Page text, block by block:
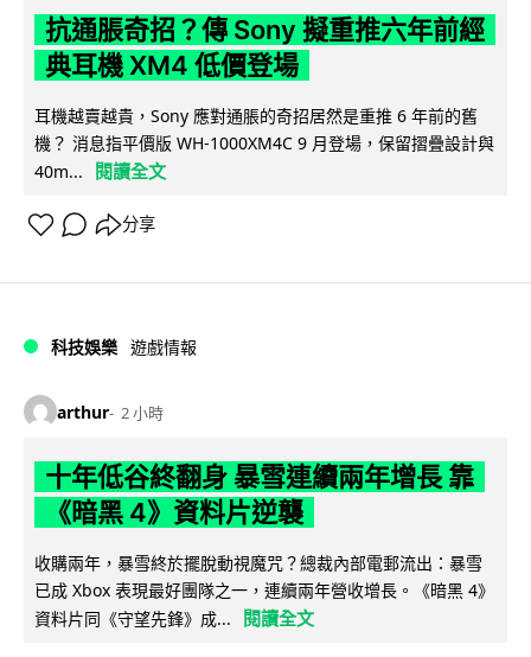
抗通脹奇招？傳 Sony 擬重推六年前經
典耳機 XM4 低價登場
耳機越賣越貴，Sony 應對通脹的奇招居然是重推 6 年前的舊
機？ 消息指平價版 WH-1000XM4C 9 月登場，保留摺疊設計與
40m...
閱讀全文
分享
科技娛樂 遊戲情報
arthur 2 小時
十年低谷終翻身 暴雪連續兩年增長 靠
《暗黑 4》資料片逆襲
收購兩年，暴雪終於擺脫動視魔咒？總裁內部電郵流出：暴雪
已成 Xbox 表現最好團隊之一，連續兩年營收增長。《暗黑 4》
資料片同《守望先鋒》成...
閱讀全文